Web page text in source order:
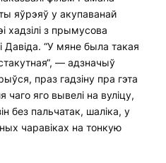
яўрэяў у акупаванай
хадзілі з прымусова
“У мяне была такая
— адзначыў
праз гадзіну пра гэта
яго вывелі на вуліцу,
без пальчатак, шаліка, у
чаравіках на тонкую